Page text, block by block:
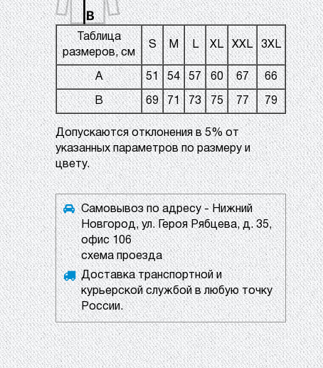
Таблица
размеров, см
S M L XL XXL 3XL
A 51 54 57 60 67 66
B 69 71 73 75 77 79
Допускаются отклонения в 5% от
указанных параметров по размеру и
цвету.
Самовывоз по адресу - Нижний
Новгород, ул. Героя Рябцева, д. 35,
офис 106
схема проезда
Доставка транспортной и
курьерской службой в любую точку
России.